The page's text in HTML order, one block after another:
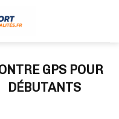
GPS POUR
DÉBUTANTS